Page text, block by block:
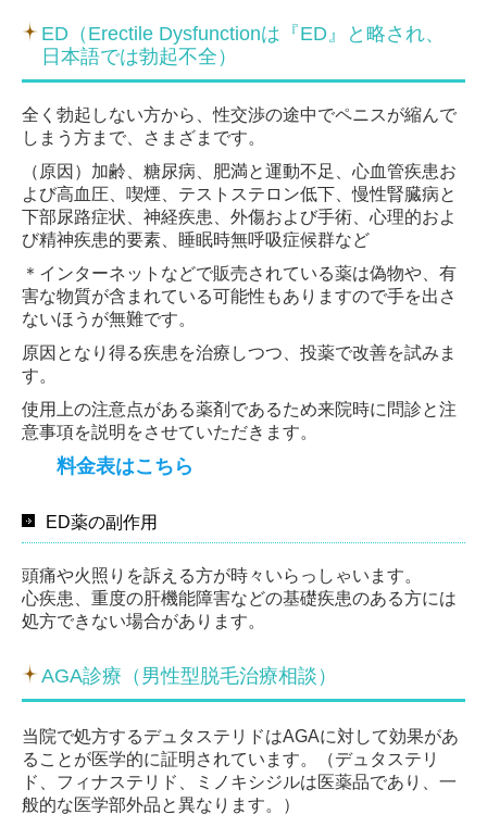
ED（Erectile Dysfunctionは『ED』と略され、
日本語では勃起不全）
全く勃起しない方から、性交渉の途中でペニスが縮んで
しまう方まで、さまざまです。
（原因）加齢、糖尿病、肥満と運動不足、心血管疾患お
よび高血圧、喫煙、 テストステロン低下、慢性腎臓病と
下部尿路症状、神経疾患、外傷および手術、心理的およ
び精神疾患的要素、睡眠時無呼吸症候群など
＊インターネットなどで販売されている薬は偽物や、有
害な物質が含まれている可能性もありますので手を出さ
ないほうが無難です。
原因となり得る疾患を治療しつつ、投薬で改善を試みま
す。
使用上の注意点がある薬剤であるため来院時に問診と注
意事項を説明をさせていただきます。
料金表はこちら
ED薬の副作用
頭痛や火照りを訴える方が時々いらっしゃいます。
心疾患、重度の肝機能障害などの基礎疾患のある方には
処方できない場合があります。
AGA診療（男性型脱毛治療相談）
当院で処方するデュタステリドはAGAに対して効果があ
ることが医学的に証明されています。（デュタステリ
ド、フィナステリド、ミノキシジルは医薬品であり、一
般的な医学部外品と異なります。）